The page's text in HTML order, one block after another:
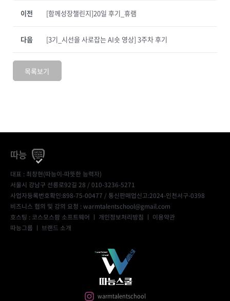
이전 [함께성장챌린지]20일 후기_휴램
[3기_시선을 사로잡는 AI숏 영상] 3주차 후기
다음
목록보기
따능
대표 : 최창현(따능이-따뜻한 능력자)
서울시 강남구 선릉로92길 28 / 010-3236-5271
사업자등록번호확인:898-75-00477 / 통신판매업신고:2024-인천서구-0398
비즈니스 협의 및 강의 요청 : warmtalentschool@gmail.com
호스팅 : 코스모스팜 소프트웨어 ㅣ 개인정보처리방침 ㅣ 이용약관
따능그룹 ㅣ 브랜드 소개
warmtalentschool